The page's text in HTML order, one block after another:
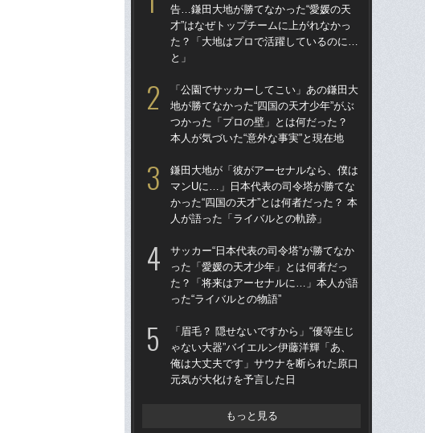
告…鎌田大地が勝てなかった“愛媛の天
才”はなぜトップチームに上がれなかっ
た？「大地はプロで活躍しているのに…
と」
「公園でサッカーしてこい」あの鎌田大
地が勝てなかった“四国の天才少年”がぶ
つかった「プロの壁」とは何だった？
本人が気づいた“意外な事実”と現在地
鎌田大地が「彼がアーセナルなら、僕は
マンUに…」日本代表の司令塔が勝てな
かった“四国の天才”とは何者だった？ 本
人が語った「ライバルとの軌跡」
サッカー“日本代表の司令塔”が勝てなか
った「愛媛の天才少年」とは何者だっ
た？「将来はアーセナルに…」本人が語
った“ライバルとの物語”
「眉毛？ 隠せないですから」“優等生じ
ゃない大器”バイエルン伊藤洋輝「あ、
俺は大丈夫です」サウナを断られた原口
元気が大化けを予言した日
もっと見る